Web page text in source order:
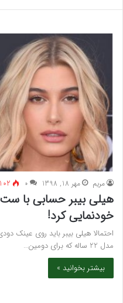
مريم مهر 18, 1398 ۰
هیلی بیبر حسابی با
خودنمایی کرد!
احتمالا هیلی بیبر باید روی عینک
مدل 22 ساله که برای دومین…
بیشتر بخوانید »